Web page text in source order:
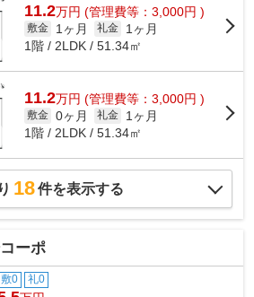
11.2万円 (管理費等：3,000円 )
敷金 1ヶ月 礼金
1ヶ月
1階 / 2LDK / 51.34㎡
11.2万円 (管理費等：3,000円 )
敷金 0ヶ月 礼金
1ヶ月
1階 / 2LDK / 51.34㎡
18件を表示する
ーポ
敷0 礼0